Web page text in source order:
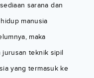
sarana dan
manusia
maka
jurusan teknik sipil
yang termasuk ke